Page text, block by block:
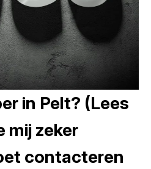
in Pelt? (Lees
mij zeker
contacteren